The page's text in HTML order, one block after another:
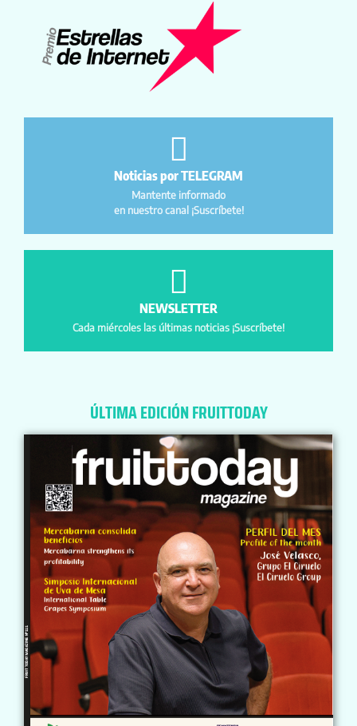
Noticias por TELEGRAM
Mantente informado
en nuestro canal ¡Suscríbete!
NEWSLETTER
Cada miércoles las últimas noticias ¡Suscríbete!
ÚLTIMA EDICIÓN FRUITTODAY